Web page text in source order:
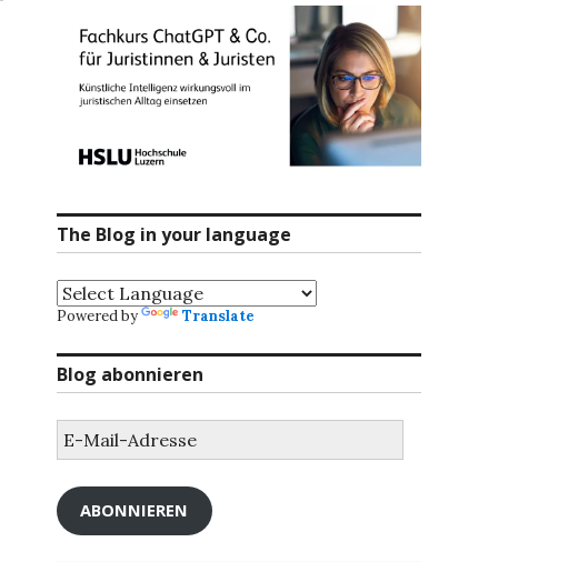
The Blog in your language
Powered by Translate
Blog abonnieren
Mail-
ABONNIEREN